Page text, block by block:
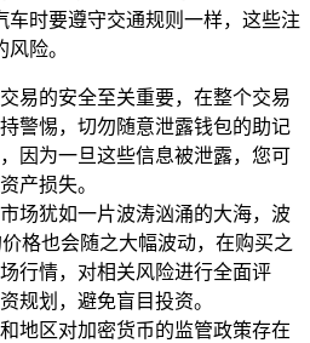
车时要遵守交通规则一样，这些注
险。
易的安全至关重要，在整个交易
警惕，切勿随意泄露钱包的助记
因为一旦这些信息被泄露，您可
产损失。
场犹如一片波涛汹涌的大海，波
格也会随之大幅波动，在购买之
行情，对相关风险进行全面评
规划，避免盲目投资。
地区对加密货币的监管政策存在